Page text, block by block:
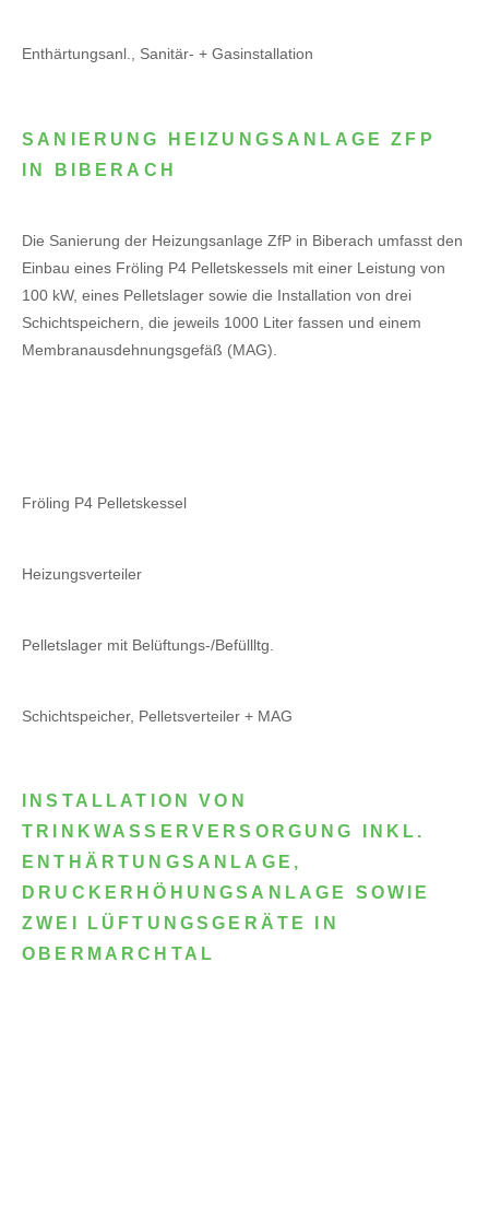
Enthärtungsanl., Sanitär- + Gasinstallation
SANIERUNG HEIZUNGSANLAGE ZFP
IN BIBERACH
Die Sanierung der Heizungsanlage ZfP in Biberach umfasst den
Einbau eines Fröling P4 Pelletskessels mit einer Leistung von
100 kW, eines Pelletslager sowie die Installation von drei
Schichtspeichern, die jeweils 1000 Liter fassen und einem
Membranausdehnungsgefäß (MAG).
Fröling P4 Pelletskessel
Heizungsverteiler
Pelletslager mit Belüftungs-/Befüllltg.
Schichtspeicher, Pelletsverteiler + MAG
INSTALLATION VON
TRINKWASSERVERSORGUNG INKL.
ENTHÄRTUNGSANLAGE,
DRUCKERHÖHUNGSANLAGE SOWIE
ZWEI LÜFTUNGSGERÄTE IN
OBERMARCHTAL